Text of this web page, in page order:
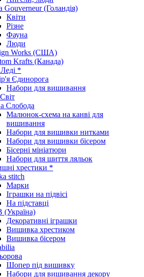
Gouverneur (Голандія)
Квіти
Різне
Фауна
Люди
Works (США)
Krafts (Канада)
*
Єдинорога
Набори для вишивання
Слобода
Малюнок-схема на канві для
вишивання
Набори для вишивки нитками
Набори для вишивки бісером
Бісерні мініатюри
Набори для шиття ляльок
хрестики *
stitch
Марки
Іграшки на підвісі
На підставці
Декоративні іграшки
Вишивка хрестиком
Вишивка бісером
Шопер під вишивку
Набори для вишивання декору